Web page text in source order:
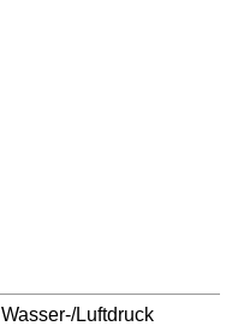
Wasser-/Luftdruck